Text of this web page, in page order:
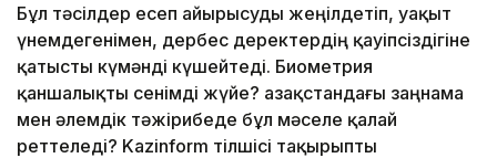
Бұл тәсілдер есеп айырысуды жеңілдетіп, уақыт
үнемдегенімен, дербес деректердің қауіпсіздігіне
қатысты күмәнді күшейтеді. Биометрия
қаншалықты сенімді жүйе? Қазақстандағы заңнама
мен әлемдік тәжірибеде бұл мәселе қалай
реттеледі? Kazinform тілшісі тақырыпты